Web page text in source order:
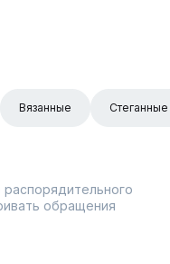
Вязанные Стеганные
обращения